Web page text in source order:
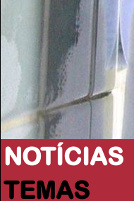
NOTÍCIAS
TEMAS